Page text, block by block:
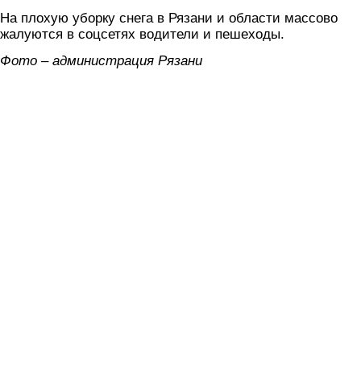
На плохую уборку снега в Рязани и области массово
жалуются в соцсетях водители и пешеходы.
Фото – администрация Рязани